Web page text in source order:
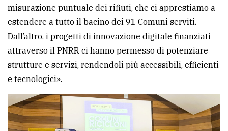
misurazione puntuale dei rifiuti, che ci apprestiamo a
estendere a tutto il bacino dei 91 Comuni serviti.
Dall’altro, i progetti di innovazione digitale finanziati
attraverso il PNRR ci hanno permesso di potenziare
strutture e servizi, rendendoli più accessibili, efficienti
e tecnologici».